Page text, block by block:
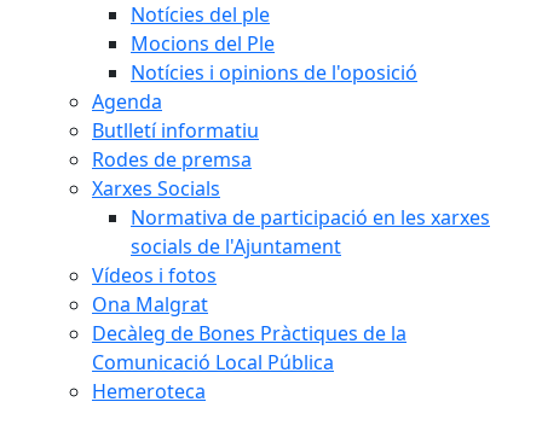
Notícies del ple
Mocions del Ple
Notícies i opinions de l'oposició
Agenda
Butlletí informatiu
Rodes de premsa
Xarxes Socials
Normativa de participació en les xarxes
socials de l'Ajuntament
Vídeos i fotos
Ona Malgrat
Decàleg de Bones Pràctiques de la
Comunicació Local Pública
Hemeroteca